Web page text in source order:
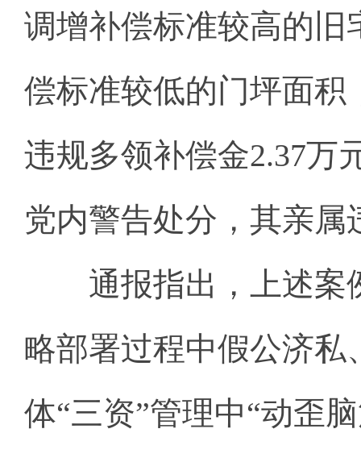
调增补偿标准较高的旧
偿标准较低的门坪面积
违规多领补偿金2.37万
党内警告处分，其亲
通报指出，上述案
略部署过程中假公济
体“三资”管理中“动歪